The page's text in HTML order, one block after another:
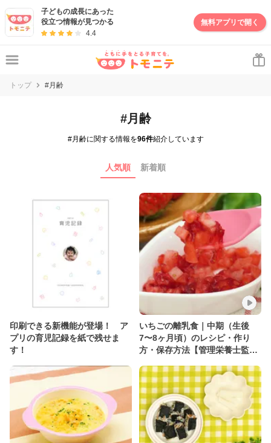
子どもの成長にあった
役立つ情報が見つかる
4.4
無料アプリで開く
トップ #月齢
#月齢
#月齢に関する情報を96件紹介しています
人気順 新着順
印刷できる新機能が登場！ ア
プリの育児記録を紙で残せま
す！
いちごの離乳食｜中期（生後
7〜8ヶ月頃）のレシピ・作り
方・保存方法【管理栄養士監